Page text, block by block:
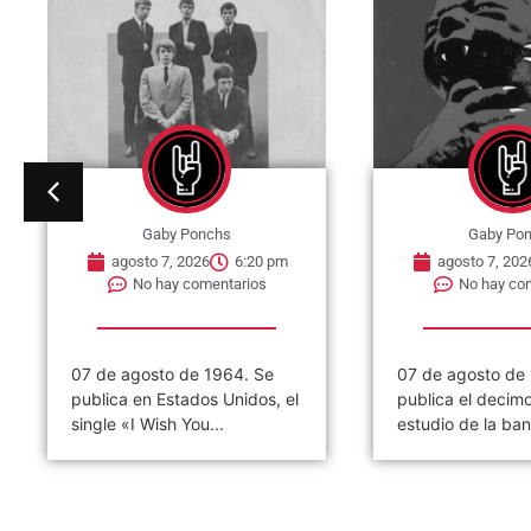
Gaby Ponchs
agosto 7, 2026
6:20 pm
No hay comentarios
07 de agosto de 1964. Se
publica en Estados Unidos, el
single «I Wish You...
Gaby
agosto 7,
No hay
07 de agosto de
publica el
estudio de la